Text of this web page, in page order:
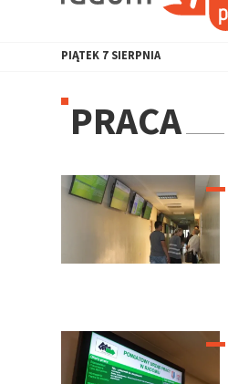
PIĄTEK 7 SIERPNIA
PRACA